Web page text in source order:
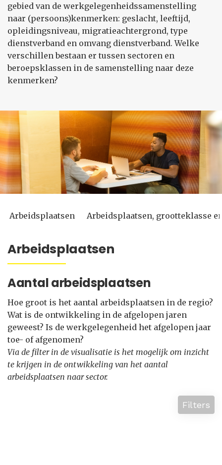
gebied van de werkgelegenheidssamenstelling
naar (persoons)kenmerken: geslacht, leeftijd,
opleidingsniveau, migratieachtergrond, type
dienstverband en omvang dienstverband. Welke
verschillen bestaan er tussen sectoren en
beroepsklassen in de samenstelling naar deze
kenmerken?
Arbeidsplaatsen Arbeidsplaatsen, grootteklasse
Arbeidsplaatsen
Aantal arbeidsplaatsen
Hoe groot is het aantal arbeidsplaatsen in de regio?
Wat is de ontwikkeling in de afgelopen jaren
geweest? Is de werkgelegenheid het afgelopen jaar
toe- of afgenomen?
Via de filter in de visualisatie is het mogelijk om inzicht
te krijgen in de ontwikkeling van het aantal
arbeidsplaatsen naar sector.
Filters